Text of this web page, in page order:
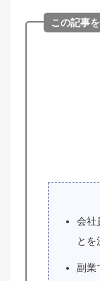
この記事
会社
とを
副業